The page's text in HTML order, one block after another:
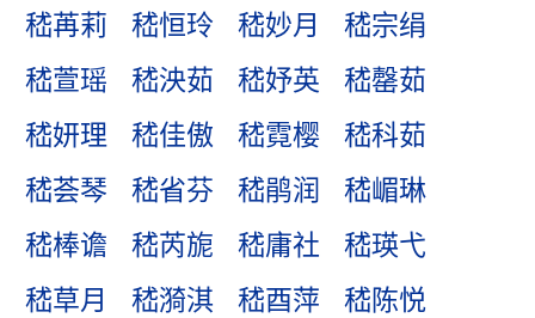
嵇苒莉
嵇恒玲 嵇妙月
嵇宗绢
嵇萱瑶
嵇泱茹 嵇妤英
嵇罄茹
嵇妍理
嵇佳傲 嵇霓樱
嵇科茹
嵇荟琴
嵇省芬 嵇鹃润
嵇嵋琳
嵇棒谵
嵇芮旎 嵇庸社
嵇瑛弋
嵇草月
嵇漪淇 嵇酉萍
嵇陈悦